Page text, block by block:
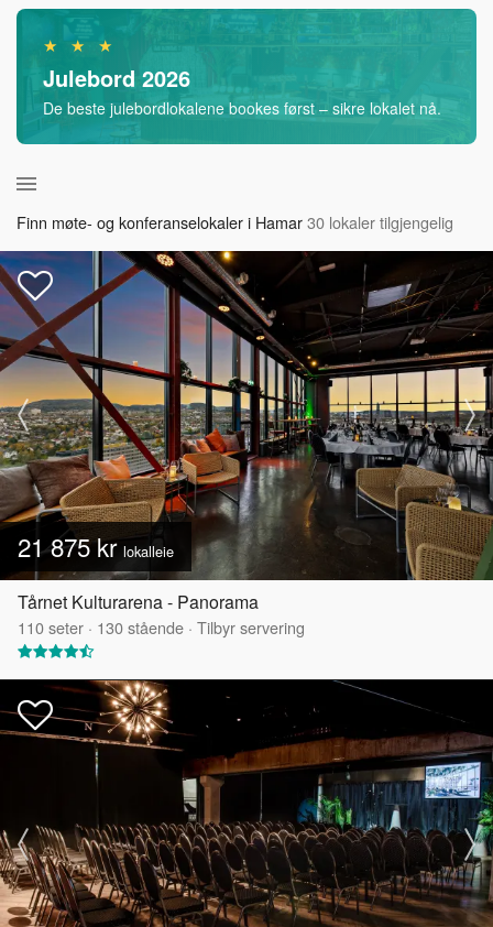
★ ★ ★
Julebord 2026
De beste julebordlokalene bookes først – sikre lokalet nå.
Finn møte- og konferanselokaler i Hamar30 lokaler tilgjengelig
21 875 krlokalleie
Tårnet Kulturarena - Panorama
110seter · 130stående · Tilbyr servering